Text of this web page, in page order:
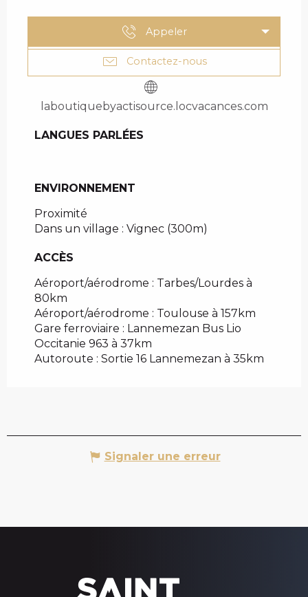
Appeler
Contactez-nous
laboutiquebyactisource.locvacances.com
LANGUES PARLÉES
LANGUES PARLÉES
ENVIRONNEMENT
ENVIRONNEMENT
Proximité
Dans un village : Vignec (300m)
ACCÈS
ACCÈS
Aéroport/aérodrome : Tarbes/Lourdes à
80km
Aéroport/aérodrome : Toulouse à 157km
Gare ferroviaire : Lannemezan Bus Lio
Occitanie 963 à 37km
Autoroute : Sortie 16 Lannemezan à 35km
Signaler une erreur